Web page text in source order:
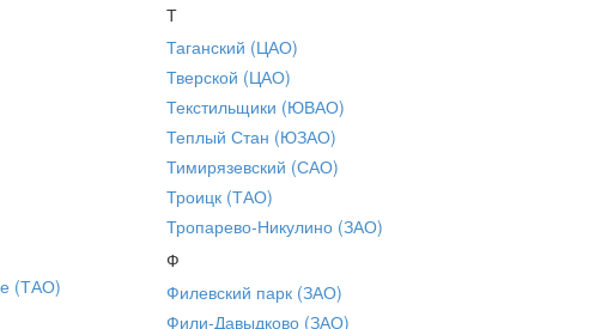
(ТАО)
Т
Таганский (ЦАО)
Тверской (ЦАО)
Текстильщики (ЮВАО)
Теплый Стан (ЮЗАО)
Тимирязевский (САО)
Троицк (ТАО)
Тропарево-Никулино (ЗАО)
Ф
Филевский парк (ЗАО)
Фили-Давыдково (ЗАО)